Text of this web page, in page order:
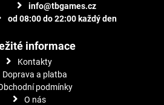
info@tbgames.cz
od 08:00 do 22:00 každý den
informace
Kontakty
Doprava a platba
podmínky
O nás